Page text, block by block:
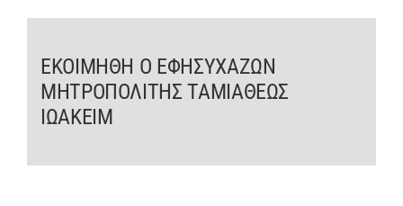
ΤΟ ΠΑΤΡΙΑΡΧΕΙΟ
ΕΚΟΙΜΗΘΗ Ο ΕΦΗΣΥΧΑΖΩΝ
ΜΗΤΡΟΠΟΛΙΤΗΣ ΤΑΜΙΑΘΕΩΣ
ΙΩΑΚΕΙΜ